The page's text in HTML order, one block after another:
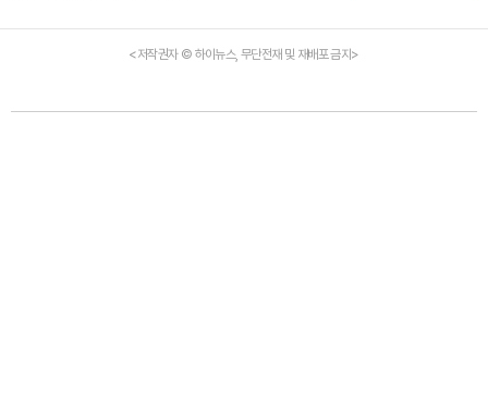
<저작권자 © 하이뉴스, 무단전재 및 재배포 금지>